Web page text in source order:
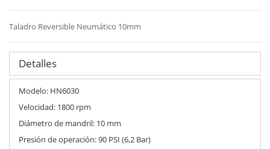
Taladro Reversible Neumático 10mm
Detalles
Modelo: HN6030
Velocidad: 1800 rpm
Diámetro de mandril: 10 mm
Presión de operación: 90 PSI (6,2 Bar)